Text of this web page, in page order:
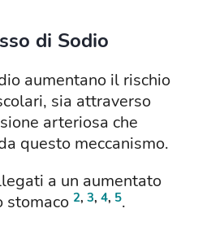
di Sodio
aumentano il rischio
sia attraverso
arteriosa che
questo meccanismo.
a un aumentato
stomaco 2, 3, 4, 5.